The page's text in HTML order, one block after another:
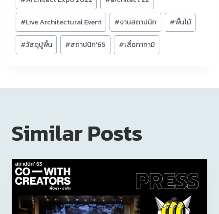
Tags:
#Live Architectural Event #งานสถาปนิก #พื้นไม้
#วัสดุปูพื้น #สถาปนิก'65 #เสื่อทาทามิ
Similar Posts